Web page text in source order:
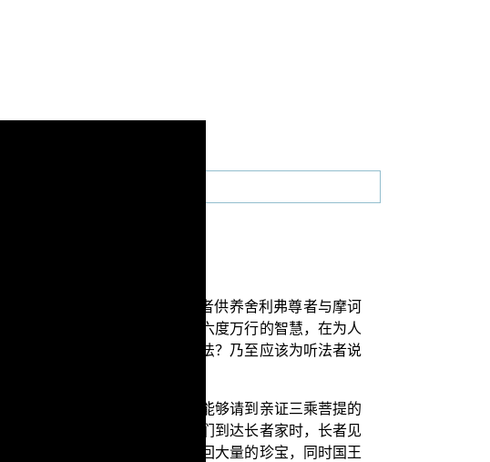
否？
的，佛藉由舍卫城内的大长者供养舍利弗尊者与摩诃
忍辱、精进、禅定、般若等六度万行的智慧，在为人
他说法？还是不可以为他说法？乃至应该为听法者说
常轮流地供养僧众，因此他能够请到亲证三乘菩提的
到长者家中接受供养，当他们到达长者家时，长者见
平安顺利地返回，并且还带回大量的珍宝，同时国王